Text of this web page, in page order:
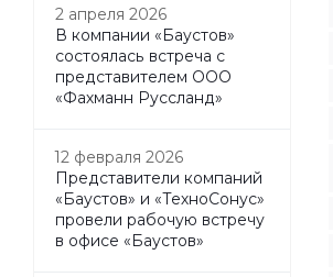
2 апреля 2026
В компании «Баустов»
состоялась встреча с
представителем ООО
«Фахманн Руссланд»
12 февраля 2026
Представители компаний
«Баустов» и «ТехноСонус»
провели рабочую встречу
в офисе «Баустов»